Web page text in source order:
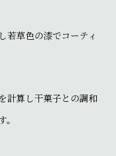
若草色の漆でコーティ
計算し干菓子との調和